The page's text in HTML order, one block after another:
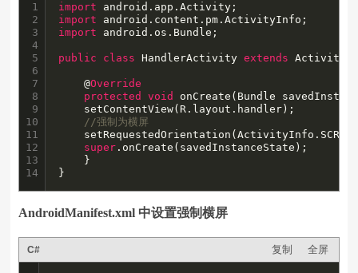
1
2
3
4
5
6
7
8
9
10
11
12
13
14
import
import
import android.os.Bundle;
public class HandlerActivity extends Activity
    @
Override
protected
void
onCreate(Bundle
//强制为横屏
super .onCreate(savedInstanceState);
    }
}
AndroidManifest.xml 中设置强制横屏
C# 复制 全屏